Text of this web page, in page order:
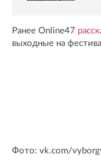
Ранее Online47
выходные на
Фото: vk.com/